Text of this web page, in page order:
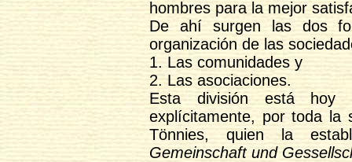
hombres para la mejor
De ahí surgen las dos
organización de las
1. Las comunidades y
2. Las asociaciones.
Esta división está hoy
explícitamente, por toda la
Tönnies, quien la
Gemeinschaft und